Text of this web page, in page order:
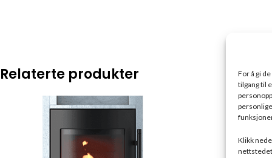
For å gi
tilgang til
Klikk
Relaterte produkter